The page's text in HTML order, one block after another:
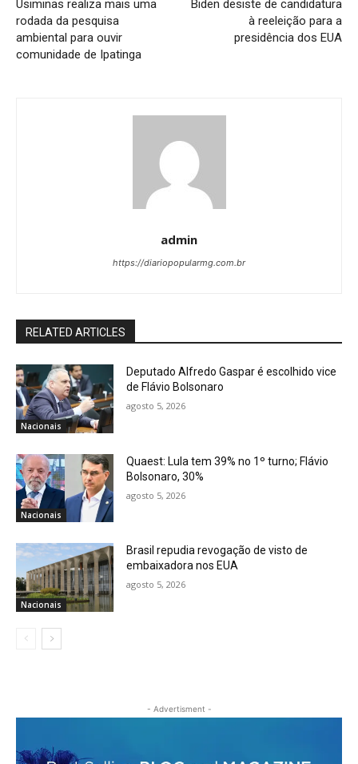
Usiminas realiza mais uma
rodada da pesquisa
ambiental para ouvir
comunidade de Ipatinga
Biden desiste de candidatura
à reeleição para a
presidência dos EUA
admin
https://diariopopularmg.com.br
RELATED ARTICLES
Nacionais
Deputado Alfredo Gaspar é escolhido vice
de Flávio Bolsonaro
agosto 5, 2026
Nacionais
Quaest: Lula tem 39% no 1º turno; Flávio
Bolsonaro, 30%
agosto 5, 2026
Nacionais
Brasil repudia revogação de visto de
embaixadora nos EUA
agosto 5, 2026
- Advertisment -